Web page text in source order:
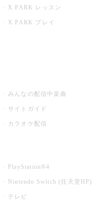
X PARK レッスン
X PARK プレイ
みんなの配信中楽曲
サイトガイド
カラオケ配信
PlayStation®4
Nintendo Switch (任天堂HP)
テレビ